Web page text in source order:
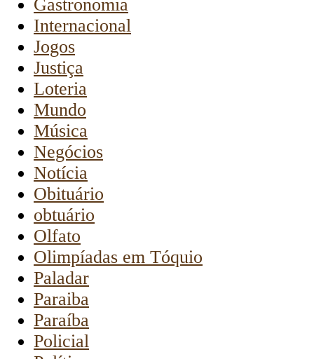
Gastronomia
Internacional
Jogos
Justiça
Loteria
Mundo
Música
Negócios
Notícia
Obituário
obtuário
Olfato
Olimpíadas em Tóquio
Paladar
Paraiba
Paraíba
Policial